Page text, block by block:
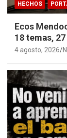
HECHOS
Ecos
18 temas,
años de
4 agosto, 2026